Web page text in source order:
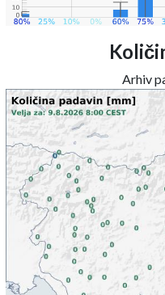
Arhiv